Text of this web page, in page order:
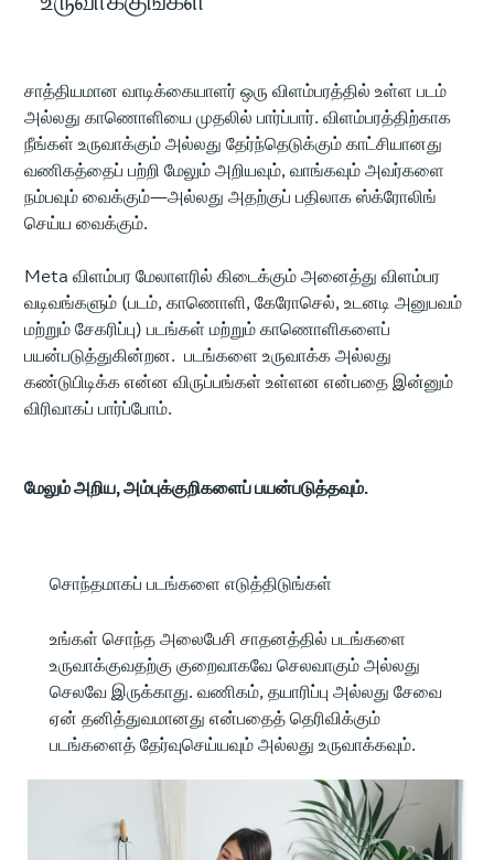
சாத்தியமான வாடிக்கையாளர் ஒரு விளம்பரத்தில் உள்ள படம்
அல்லது காணொளியை முதலில் பார்ப்பார். விளம்பரத்திற்காக
நீங்கள் உருவாக்கும் அல்லது தேர்ந்தெடுக்கும் காட்சியானது
வணிகத்தைப் பற்றி மேலும் அறியவும், வாங்கவும் அவர்களை
நம்பவும் வைக்கும்—அல்லது அதற்குப் பதிலாக ஸ்க்ரோலிங்
செய்ய வைக்கும்.
Meta விளம்பர மேலாளரில் கிடைக்கும் அனைத்து விளம்பர
வடிவங்களும் (படம், காணொளி, கேரோசெல், உடனடி அனுபவம்
மற்றும் சேகரிப்பு) படங்கள் மற்றும் காணொளிகளைப்
பயன்படுத்துகின்றன. படங்களை உருவாக்க அல்லது
கண்டுபிடிக்க என்ன விருப்பங்கள் உள்ளன என்பதை இன்னும்
விரிவாகப் பார்ப்போம்.
மேலும் அறிய, அம்புக்குறிகளைப் பயன்படுத்தவும்.
சொந்தமாகப் படங்களை எடுத்திடுங்கள்
உங்கள் சொந்த அலைபேசி சாதனத்தில் படங்களை
உருவாக்குவதற்கு குறைவாகவே செலவாகும் அல்லது
செலவே இருக்காது. வணிகம், தயாரிப்பு அல்லது சேவை
ஏன் தனித்துவமானது என்பதைத் தெரிவிக்கும்
படங்களைத் தேர்வுசெய்யவும் அல்லது உருவாக்கவும்.